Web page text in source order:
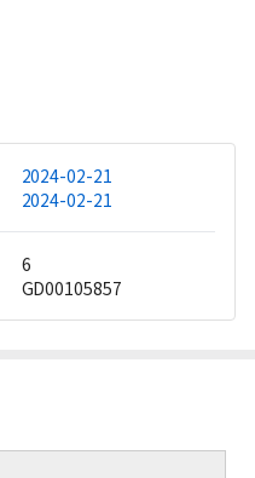
2024-02-21
2024-02-21
6
GD00105857